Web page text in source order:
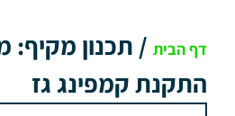
דף הבית / תכנון מקיף:
התקנת קמפינג גז